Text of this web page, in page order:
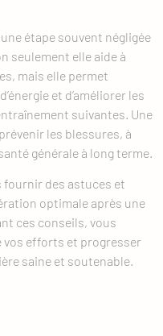
étape souvent négligée
seulement elle aide à
mais elle permet
et d’améliorer les
suivantes. Une
les blessures, à
générale à long terme.
fournir des astuces et
optimale après une
ces conseils, vous
vos efforts et progresser
saine et soutenable.